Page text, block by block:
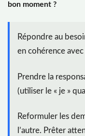
bon moment ?
Répondre au
en cohérence
Prendre la
(utiliser le « je »
Reformuler les
l’autre. Prêter